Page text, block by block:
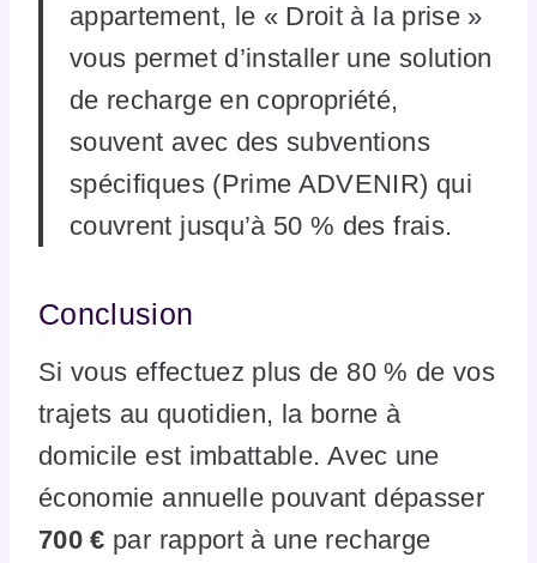
appartement, le « Droit à la prise »
vous permet d’installer une solution
de recharge en copropriété,
souvent avec des subventions
spécifiques (Prime ADVENIR) qui
couvrent jusqu’à 50 % des frais.
Conclusion
Si vous effectuez plus de 80 % de vos
trajets au quotidien, la borne à
domicile est imbattable. Avec une
économie annuelle pouvant dépasser
700 € par rapport à une recharge